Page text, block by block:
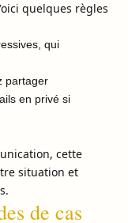
quelques règles
qui
partager
en privé si
cette
situation et
de cas